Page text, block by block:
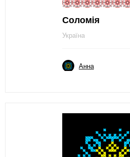
Соломія
Україна
Анна